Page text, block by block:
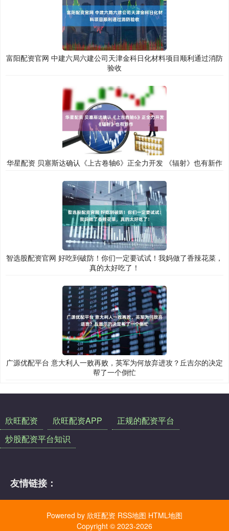
富阳配资官网 中建六局六建公司天津金科日化材料项目顺利通过消防
验收
华星配资 贝塞斯达确认《上古卷轴6》正全力开发 《辐射》也有新作
智选股配资官网 好吃到破防！你们一定要试试！我妈做了香辣花菜，
真的太好吃了！
广源优配平台 意大利人一败再败，英军为何放弃进攻？丘吉尔的决定
帮了一个倒忙
欣旺配资 欣旺配资APP
正规的配资平台
炒股配资平台知识
友情链接：
Powered by 欣旺配资 RSS地图 HTML地图
Copyright © 2023-2026